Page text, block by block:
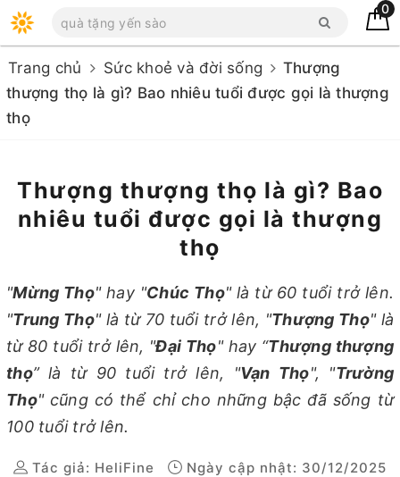
0
Trang chủ Sức khoẻ và đời sống
Thượng
thượng thọ là gì? Bao nhiêu tuổi được gọi là thượng
thọ
Thượng thượng thọ là gì? Bao
nhiêu tuổi được gọi là thượng
thọ
"Mừng Thọ" hay "Chúc Thọ" là từ 60 tuổi trở lên.
"Trung Thọ" là từ 70 tuổi trở lên, "Thượng Thọ" là
từ 80 tuổi trở lên, "Đại Thọ" hay “Thượng thượng
thọ” là từ 90 tuổi trở lên, "Vạn Thọ", "Trường
Thọ" cũng có thể chỉ cho những bậc đã sống từ
100 tuổi trở lên.
Tác giả: HeliFine Ngày cập nhật: 30/12/2025